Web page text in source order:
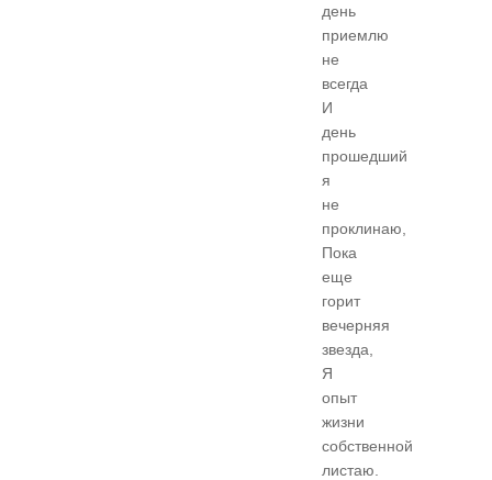
день
приемлю
не
всегда
И
день
прошедший
я
не
проклинаю,
Пока
еще
горит
вечерняя
звезда,
Я
опыт
жизни
собственной
листаю.